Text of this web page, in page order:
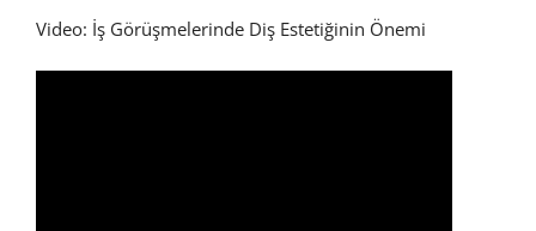
Video: İş Görüşmelerinde Diş Estetiğinin Önemi